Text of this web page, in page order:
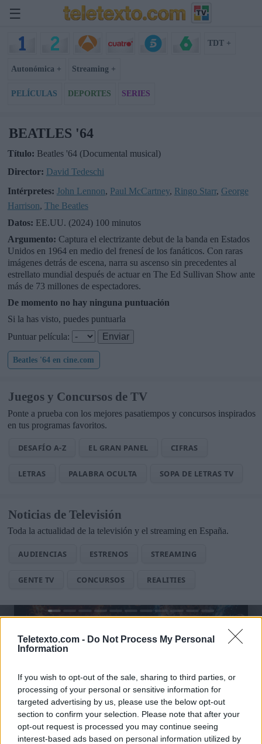
Teletexto.com - Do Not Process My Personal
Information
If you wish to opt-out of the sale, sharing to third parties, or
processing of your personal or sensitive information for
targeted advertising by us, please use the below opt-out
section to confirm your selection. Please note that after your
opt-out request is processed you may continue seeing
interest-based ads based on personal information utilized by
☰
TDT +
Autonómica + Streaming +
PELÍCULAS DEPORTES SERIES
BEATLES '64
Título: Beatles '64 (Documental musical)
Director: David Tedeschi
Intérpretes: John Lennon, Paul McCartney, Ringo Starr, George
Harrison, The Beatles
Datos: EE.UU. (2024) 100 minutos
Argumento: Captura el electrizante debut de la banda en Estados
Unidos en 1964 en medio del frenesí de los fanáticos. Con raras
imágenes detrás de escena, narra su ascenso sin precedentes al
estrellato mundial después de actuar en The Ed Sullivan Show ante
más de 73 millones de espectadores.
De momento no hay ninguna puntuación
Si la has visto, puedes puntuarla
Puntuar película:
Beatles '64 en cine.com
Juegos y Concursos de TV
Ponte a prueba con los mejores pasatiempos y concursos inspirados
en tus programas favoritos.
DESAFÍO A-Z EL GRAN PANEL CIFRAS
LETRAS PALABRA OCULTA SOPA DE LETRAS TV
Noticias de Televisión
Toda la actualidad de la televisión y el streaming en España.
AUDIENCIAS ESTRENOS STREAMING
GENTE TV CONCURSOS REALITIES